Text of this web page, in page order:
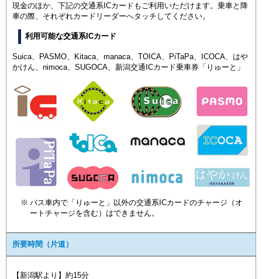
現金のほか、下記の交通系ICカードもご利用いただけます。乗車と降
車の際、それぞれカードリーダーへタッチしてください。
利用可能な交通系ICカード
Suica、PASMO、Kitaca、manaca、TOICA、PiTaPa、ICOCA、はや
かけん、nimoca、SUGOCA、新潟交通ICカード乗車券「りゅーと」
バス車内で「りゅーと」以外の交通系ICカードのチャージ（オ
ートチャージを含む）はできません。
所要時間（片道）
【新潟駅より】約15分